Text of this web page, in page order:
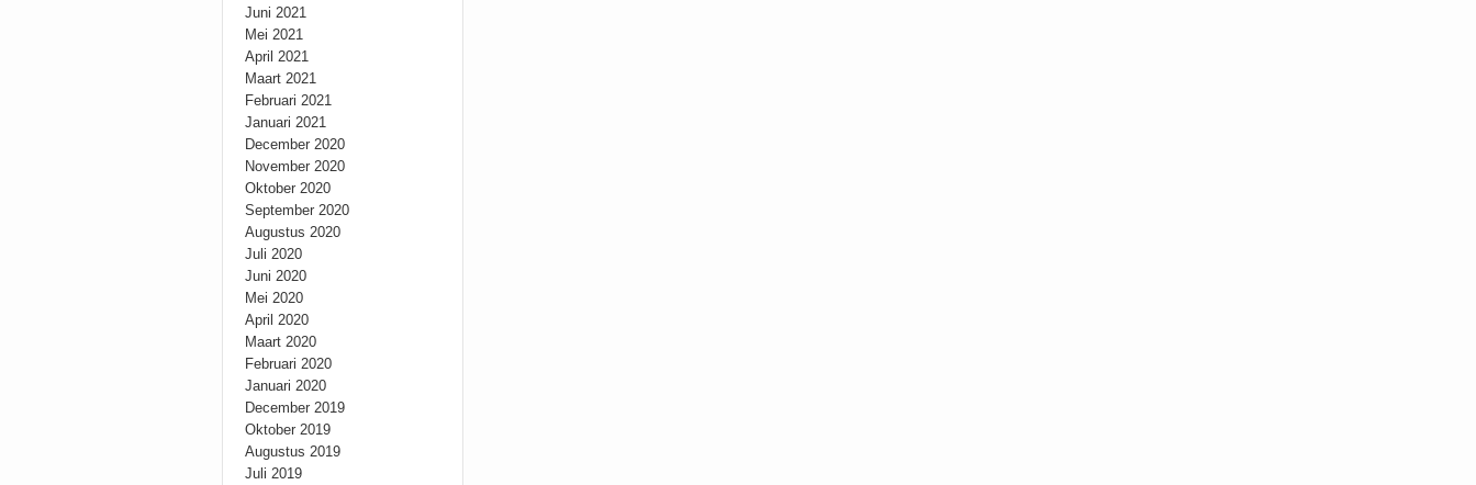
Juni 2021
Mei 2021
April 2021
Maart 2021
Februari 2021
Januari 2021
December 2020
November 2020
Oktober 2020
September 2020
Augustus 2020
Juli 2020
Juni 2020
Mei 2020
April 2020
Maart 2020
Februari 2020
Januari 2020
December 2019
Oktober 2019
Augustus 2019
Juli 2019